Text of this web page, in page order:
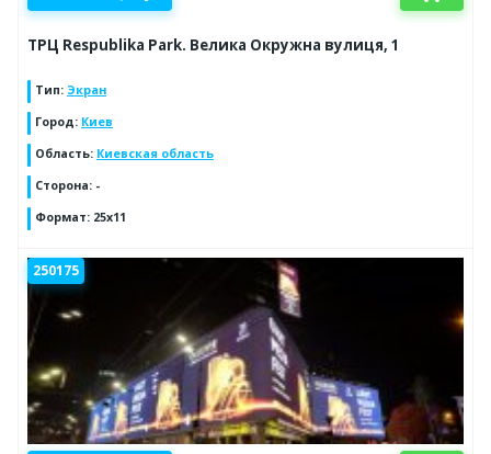
ТРЦ Respublika Park. Велика Окружна вулиця, 1
Тип: Экран
Город: Киев
Область: Киевская область
Сторона: -
Формат: 25x11
250175